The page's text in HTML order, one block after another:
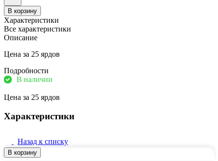
В корзину
Характеристики
Все характеристики
Описание
Цена за 25 ярдов
Подробности
В наличии
Цена за 25 ярдов
Характеристики
Назад к списку
В корзину